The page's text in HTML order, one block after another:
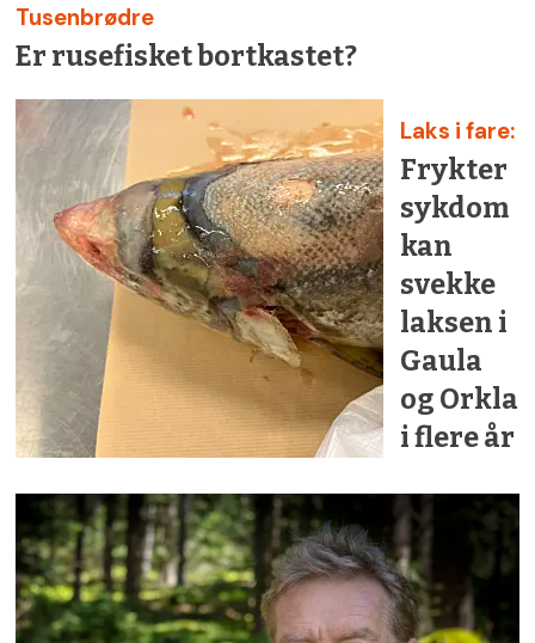
Tusenbrødre
Er rusefisket bortkastet?
Laks i fare:
Frykter
sykdom
kan
svekke
laksen i
Gaula
og Orkla
i flere år